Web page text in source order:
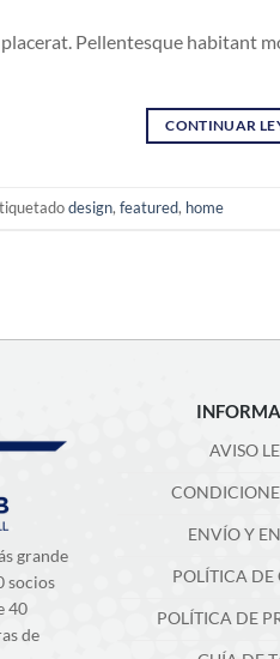
placerat. Pellentesque habitant
CONTINUAR
design, featured, home
grande
socios
40
de
AVISO
ENVÍO Y
POLÍTICA DE
POLÍTICA DE